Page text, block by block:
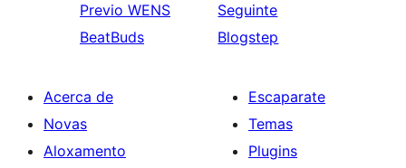
Previo WENS
BeatBuds
Seguinte
Blogstep
Acerca de
Novas
Aloxamento
Escaparate
Temas
Plugins